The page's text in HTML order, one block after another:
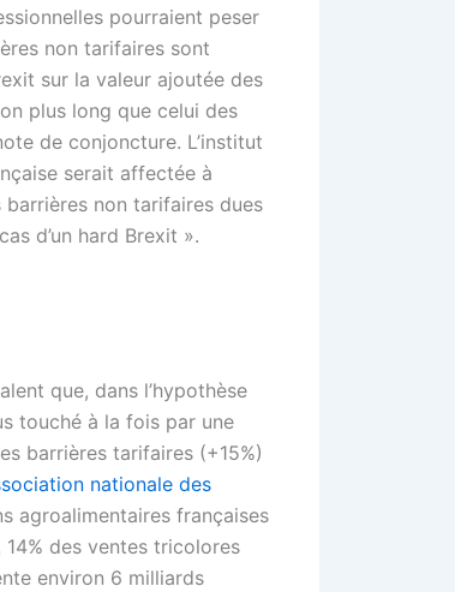
pourraient peser
non tarifaires sont
sur la valeur ajoutée des
plus long que celui des
de conjoncture. L’institut
serait affectée à
non tarifaires dues
d’un hard Brexit ».
que, dans l’hypothèse
touché à la fois par une
barrières tarifaires (+15%)
nationale des
agroalimentaires françaises
14% des ventes tricolores
environ 6 milliards